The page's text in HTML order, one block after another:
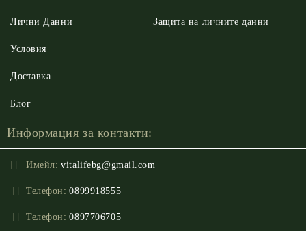
Лични Данни
Условия
Доставка
Блог
Защита на личните данни
Информация за контакти:
Имейл: vitalifebg@gmail.com
Телефон: 0899918555
Телефон: 0897706705